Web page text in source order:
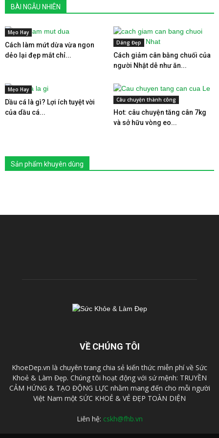
BÀI NGẪU NHIÊN
Mẹo Hay
Cách làm mứt dừa vừa ngon
dẻo lại đẹp mắt chỉ...
Dáng Đẹp
Cách giảm cân bằng chuối của
người Nhật dễ như ăn...
Mẹo Hay
Dầu cá là gì? Lợi ích tuyệt vời
của dầu cá...
Câu chuyện thành công
Hot: câu chuyện tăng cân 7kg
và sở hữu vòng eo...
Sản phẩm khuyên dùng
VỀ CHÚNG TÔI
KhoeDep.vn là chuyên trang chia sẻ kiến thức miễn phí về Sức
Khoẻ & Làm Đẹp. Chúng tôi hoạt động với sứ mệnh: TRUYỀN
CẢM HỨNG & TẠO ĐỘNG LỰC nhằm mang đến cho mỗi người
Việt Nam một SỨC KHOẺ & VẺ ĐẸP TOÀN DIỆN
Liên hệ: cskh@fhb.vn